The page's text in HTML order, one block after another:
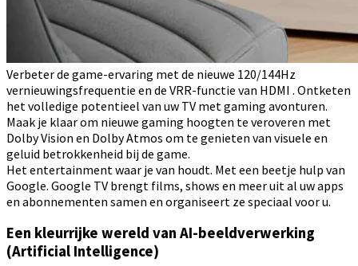
Verbeter de game-ervaring met de nieuwe 120/144Hz
vernieuwingsfrequentie en de VRR-functie van HDMI . Ontketen
het volledige potentieel van uw TV met gaming avonturen.
Maak je klaar om nieuwe gaming hoogten te veroveren met
Dolby Vision en Dolby Atmos om te genieten van visuele en
geluid betrokkenheid bij de game.
Het entertainment waar je van houdt. Met een beetje hulp van
Google. Google TV brengt films, shows en meer uit al uw apps
en abonnementen samen en organiseert ze speciaal voor u.
Een kleurrijke wereld van AI-beeldverwerking
(Artificial Intelligence)